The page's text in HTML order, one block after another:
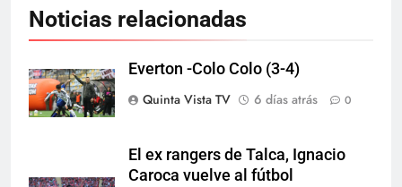
Noticias relacionadas
Everton -Colo Colo (3-4)
Quinta Vista TV
6 días atrás 0
El ex rangers de Talca, Ignacio
Caroca vuelve al fútbol